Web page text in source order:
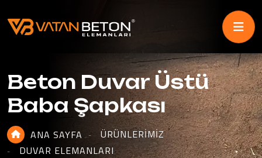
Beton Duvar Üstü
Baba Şapkası
ANA SAYFA
ÜRÜNLERIMIZ
DUVAR ELEMANLARI